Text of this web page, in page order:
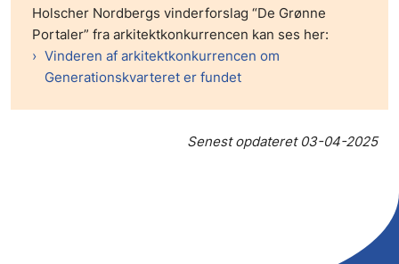
Holscher Nordbergs vinderforslag “De Grønne
Portaler” fra arkitektkonkurrencen kan ses her:
Vinderen af arkitektkonkurrencen om
Generationskvarteret er fundet
Senest opdateret 03-04-2025